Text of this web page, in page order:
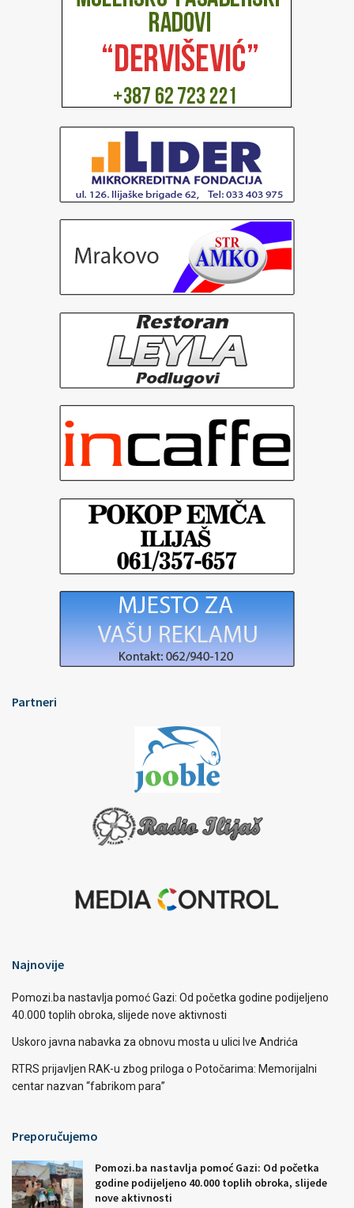
Partneri
Najnovije
Pomozi.ba nastavlja pomoć Gazi: Od početka godine podijeljeno
40.000 toplih obroka, slijede nove aktivnosti
Uskoro javna nabavka za obnovu mosta u ulici Ive Andrića
RTRS prijavljen RAK-u zbog priloga o Potočarima: Memorijalni
centar nazvan “fabrikom para”
Preporučujemo
Pomozi.ba nastavlja pomoć Gazi: Od početka
godine podijeljeno 40.000 toplih obroka, slijede
nove aktivnosti